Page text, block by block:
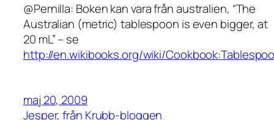
@Pernilla: Boken kan vara från australien, “The
Australian (metric) tablespoon is even bigger, at
20 mL” – se
http://en.wikibooks.org/wiki/
maj 20, 2009
Jesper, från Krubb-bloggen